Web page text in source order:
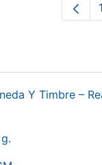
1
Y Timbre –